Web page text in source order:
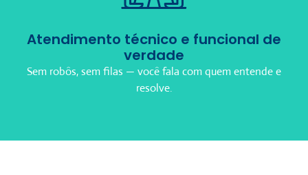
Atendimento técnico e funcional de
verdade
Sem robôs, sem filas — você fala com quem entende e
resolve.